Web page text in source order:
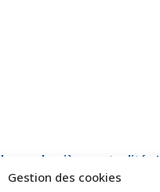
Gestion des cookies
nos dernières actualités !